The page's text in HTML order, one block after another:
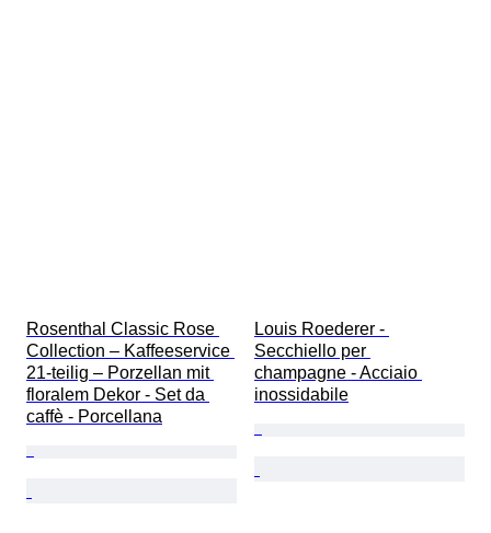
Rosenthal Classic Rose
Collection – Kaffeeservice
21-teilig – Porzellan mit
floralem Dekor - Set da
caffè - Porcellana
Louis Roederer -
Secchiello per
champagne - Acciaio
inossidabile